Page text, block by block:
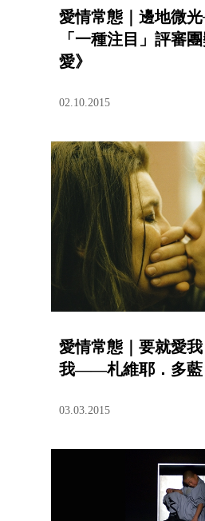
愛情常態｜邊地微
「一種注目」評審
愛》
02.10.2015
愛情常態｜要就愛
我——札維耶．多藍
03.03.2015